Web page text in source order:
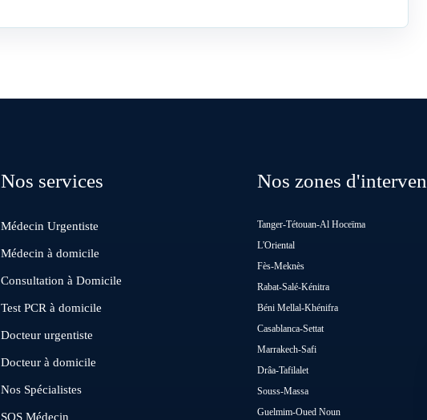
Nos services
Médecin Urgentiste
Médecin à domicile
Consultation à Domicile
Test PCR à domicile
Docteur urgentiste
Docteur à domicile
Nos Spécialistes
SOS Médecin
Nos zones
Tanger-Tétouan-Al Hoceïma
L'Oriental
Fès-Meknès
Rabat-Salé-Kénitra
Béni Mellal-Khénifra
Casablanca-Settat
Marrakech-Safi
Drâa-Tafilalet
Souss-Massa
Guelmim-Oued Noun